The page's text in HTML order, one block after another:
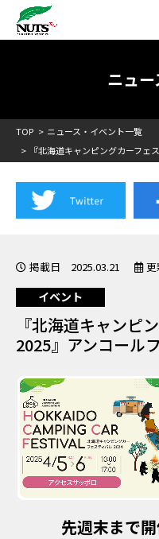
日本最大級のキャンピングカーメーカ
RV[テレビCM放送]
ニュ
TOP
ニュース・イベント一覧
『北海道キャンピングカーフェ
掲載日 2025.03.21
イベント
『北海道キャンピ
2025』アンコール
先週末まで